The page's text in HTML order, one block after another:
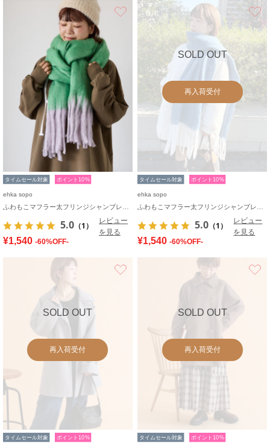
お気に入り
タイムセール対象 ポイント10%
ehka sopo
5.0 （1）
レビュー
を見る
¥1,540 -60%OFF-
SOLD OUT
再入荷受付
タイムセール対象 ポイント10%
ehka sopo
5.0 （1）
レビュー
を見る
¥1,540 -60%OFF-
SOLD OUT
再入荷受付
タイムセール対象 ポイント10%
SOLD OUT
再入荷受付
タイムセール対象 ポイント10%